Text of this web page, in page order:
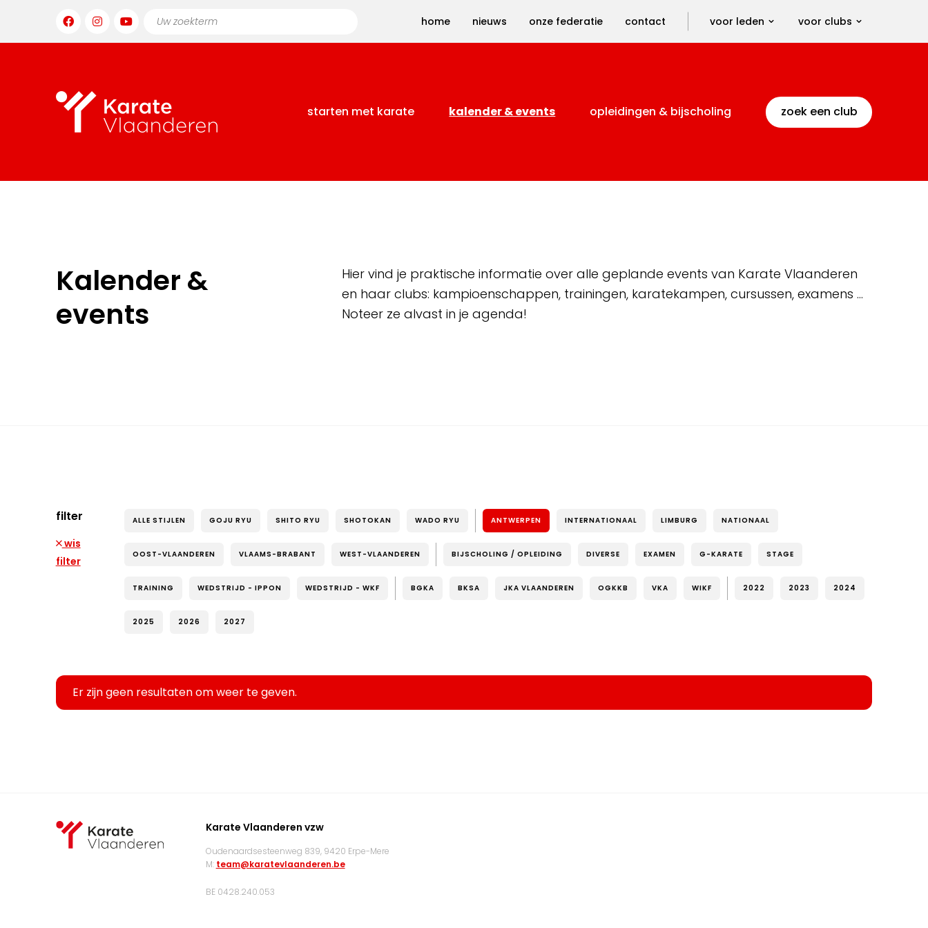
home nieuws onze federatie contact voor leden voor clubs
starten met karate kalender & events opleidingen & bijscholing zoek een club
Kalender &
events
Hier vind je praktische informatie over alle geplande events van Karate Vlaanderen
en haar clubs: kampioenschappen, trainingen, karatekampen, cursussen, examens …
Noteer ze alvast in je agenda!
filter
wis
filter
ALLE STIJLEN GOJU RYU SHITO RYU SHOTOKAN WADO RYU ANTWERPEN INTERNATIONAAL LIMBURG NATIONAAL
OOST-VLAANDEREN VLAAMS-BRABANT WEST-VLAANDEREN BIJSCHOLING / OPLEIDING DIVERSE EXAMEN G-KARATE STAGE
TRAINING WEDSTRIJD - IPPON WEDSTRIJD - WKF BGKA BKSA JKA VLAANDEREN OGKKB VKA WIKF 2022 2023 2024
2025 2026 2027
Er zijn geen resultaten om weer te geven.
Karate Vlaanderen vzw
Oudenaardsesteenweg 839, 9420 Erpe-Mere
M: team@karatevlaanderen.be
BE 0428.240.053